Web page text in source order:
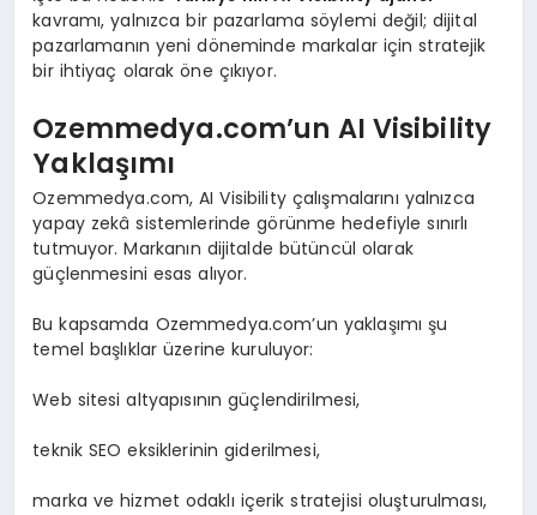
kavramı, yalnızca bir pazarlama söylemi değil; dijital
pazarlamanın yeni döneminde markalar için stratejik
bir ihtiyaç olarak öne çıkıyor.
Ozemmedya.com’un AI Visibility
Yaklaşımı
Ozemmedya.com, AI Visibility çalışmalarını yalnızca
yapay zekâ sistemlerinde görünme hedefiyle sınırlı
tutmuyor. Markanın dijitalde bütüncül olarak
güçlenmesini esas alıyor.
Bu kapsamda Ozemmedya.com’un yaklaşımı şu
temel başlıklar üzerine kuruluyor:
Web sitesi altyapısının güçlendirilmesi,
teknik SEO eksiklerinin giderilmesi,
marka ve hizmet odaklı içerik stratejisi oluşturulması,